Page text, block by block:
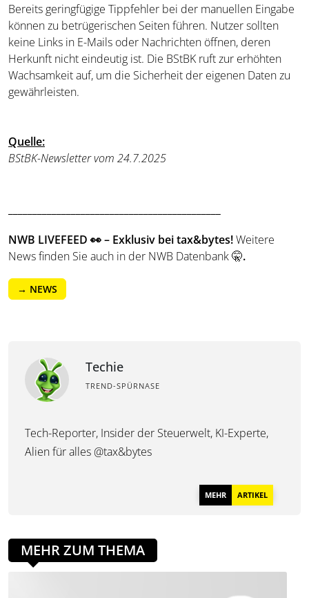
Bereits geringfügige Tippfehler bei der manuellen Eingabe
können zu betrügerischen Seiten führen. Nutzer sollten
keine Links in E-Mails oder Nachrichten öffnen, deren
Herkunft nicht eindeutig ist. Die BStBK ruft zur erhöhten
Wachsamkeit auf, um die Sicherheit der eigenen Daten zu
gewährleisten.
Quelle:
BStBK-Newsletter vom 24.7.2025
NWB LIVEFEED 👀 – Exklusiv bei tax&bytes!Weitere
News finden Sie auch in der NWB Datenbank 🤫.
→ NEWS
Techie
TREND-SPÜRNASE
Tech-Reporter, Insider der Steuerwelt, KI-Experte,
Alien für alles @tax&bytes
MEHR ARTIKEL
MEHR ZUM THEMA